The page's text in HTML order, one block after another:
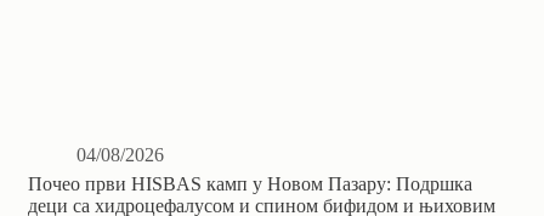
04/08/2026
Почео први HISBAS камп у Новом Пазару: Подршка
деци са хидроцефалусом и спином бифидом и њиховим